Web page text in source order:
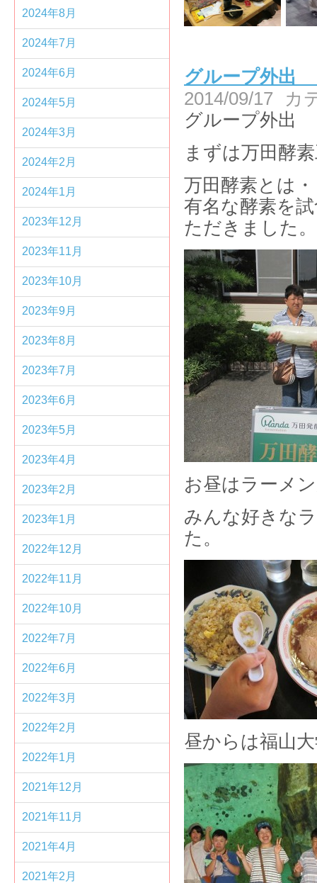
グループ外出
2014/09/17
カ
グループ外出
まずは万田酵
万田酵素とは
有名な酵素を
ただきました。
お昼はラーメ
みんな好きな
た。
昼からは福山
2024年8月
2024年7月
2024年6月
2024年5月
2024年3月
2024年2月
2024年1月
2023年12月
2023年11月
2023年10月
2023年9月
2023年8月
2023年7月
2023年6月
2023年5月
2023年4月
2023年2月
2023年1月
2022年12月
2022年11月
2022年10月
2022年7月
2022年6月
2022年3月
2022年2月
2022年1月
2021年12月
2021年11月
2021年4月
2021年2月